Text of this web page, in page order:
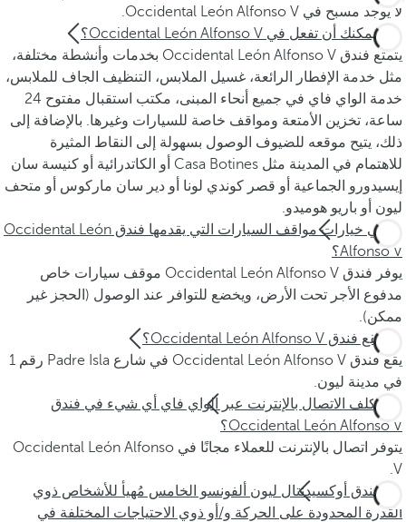
لا يوجد مسبح في Occidental León Alfonso V.
ماذا يمكنك أن تفعل في Occidental León Alfonso V؟
يتمتع فندق Occidental León Alfonso V بخدمات وأنشطة مختلفة،
مثل خدمة الإفطار الرائعة، غسيل الملابس، التنظيف الجاف للملابس،
خدمة الواي فاي في جميع أنحاء المبنى، مكتب استقبال مفتوح 24
ساعة، تخزين الأمتعة ومواقف خاصة للسيارات وغيرها. بالإضافة إلى
ذلك، يتيح موقعه للضيوف الوصول بسهولة إلى النقاط المثيرة
للاهتمام في المدينة مثل Casa Botines أو الكاتدرائية أو كنيسة سان
إيسيدورو الجماعية أو قصر كوندي لونا أو دير سان ماركوس أو متحف
ليون أو باريو هوميدو.
ما هي خيارات مواقف السيارات التي يقدمها فندق Occidental León
Alfonso V؟
يوفر فندق Occidental León Alfonso V موقف سيارات خاص
مدفوع الأجر تحت الأرض، ويخضع للتوافر عند الوصول (الحجز غير
ممكن).
أين يقع فندق Occidental León Alfonso V؟
يقع فندق Occidental León Alfonso V في شارع Padre Isla رقم 1
في مدينة ليون.
هل يكلف الاتصال بالإنترنت عبر الواي فاي أي شيء في فندق
Occidental León Alfonso V؟
يتوفر اتصال بالإنترنت للعملاء مجانًا في Occidental León Alfonso
V.
هل فندق أوكسيدنتال ليون ألفونسو الخامس مُهيأ للأشخاص ذوي
القدرة المحدودة على الحركة و/أو ذوي الاحتياجات المختلفة في